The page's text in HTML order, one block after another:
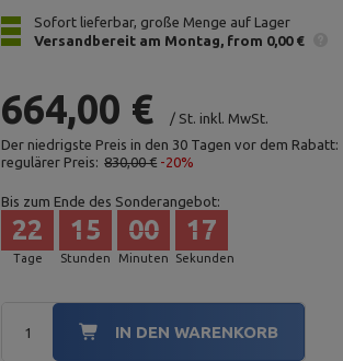
Sofort lieferbar, große Menge auf Lager
Versandbereit am Montag from 0,00 €
664,00 € / St. inkl. MwSt.
Der niedrigste Preis in den 30 Tagen vor dem Rabatt:
regulärer Preis: 830,00 € -20%
Bis zum Ende des Sonderangebot:
Tage
22
Stunden
15
Minuten
00
Sekunden
16
IN DEN WARENKORB